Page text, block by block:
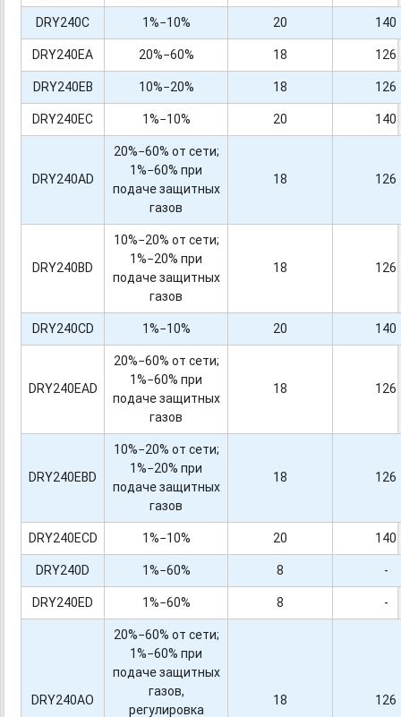
DRY240C
1%−10% 20
140
DRY240EA
20%−60% 18
126
DRY240EB
10%−20% 18
126
DRY240EC
1%−10% 20 140
DRY240AD
20%−60% от сети;
1%−60% при
подаче защитных
газов
18 126
DRY240BD
10%−20% от сети;
1%−20% при
подаче защитных
газов
18 126
DRY240CD 1%−10% 20 140
DRY240EAD
20%−60% от сети;
1%−60% при
подаче защитных
газов
18 126
DRY240EBD
10%−20% от сети;
1%−20% при
подаче защитных
газов
18 126
DRY240ECD 1%−10% 20
140
DRY240D
1%−60% 8
-
DRY240ED
1%−60% 8 -
DRY240AO
20%−60% от сети;
1%−60% при
подаче защитных
газов,
регулировка
18 126